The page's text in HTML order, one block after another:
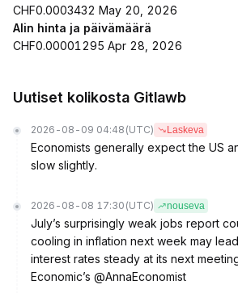
CHF0.0003432 May 20, 2026
Alin hinta ja päivämäärä
CHF0.00001295 Apr 28, 2026
Uutiset kolikosta Gitlawb
2026-08-09 04:48 (UTC) Laskeva
Economists generally expect the US
slow slightly.
2026-08-08 17:30 (UTC) nouseva
July’s surprisingly weak jobs report
cooling in inflation next week may
interest rates steady at its next
Economic’s @AnnaEconomist